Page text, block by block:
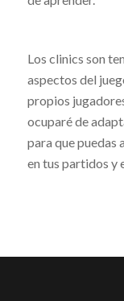
Los clinics son
aspectos del
propios
ocuparé de
para que puedas
en tus partidos y